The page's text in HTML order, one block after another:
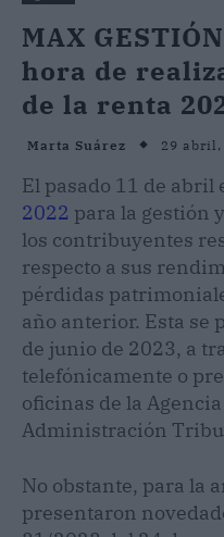
MAX
hora de
de la renta
Marta Suárez 29 abril,
El pasado 11 de abril
2022 para la gestión
los contribuyentes
respecto a sus
pérdidas
año anterior. Esta se
de junio de 2023, a
telefónicamente o
oficinas de la
Administración
No obstante, para la
presentaron